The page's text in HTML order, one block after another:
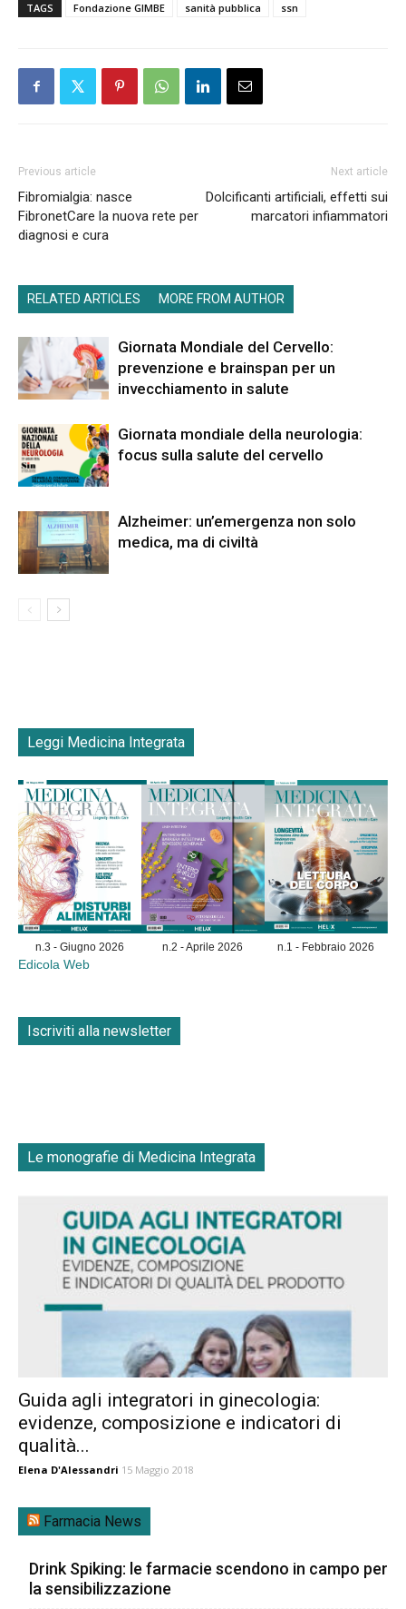
TAGS Fondazione GIMBE sanità pubblica ssn
Previous article
Fibromialgia: nasce
FibronetCare la nuova rete per
diagnosi e cura
Next article
Dolcificanti artificiali, effetti sui
marcatori infiammatori
RELATED ARTICLES MORE FROM AUTHOR
Giornata Mondiale del Cervello:
prevenzione e brainspan per un
invecchiamento in salute
Giornata mondiale della neurologia:
focus sulla salute del cervello
Alzheimer: un’emergenza non solo
medica, ma di civiltà
Leggi Medicina Integrata
n.3 - Giugno 2026 n.2 - Aprile 2026 n.1 - Febbraio 2026
Edicola Web
Iscriviti alla newsletter
Le monografie di Medicina Integrata
Guida agli integratori in ginecologia:
evidenze, composizione e indicatori di
qualità...
Elena D'Alessandri 15 Maggio 2018
Farmacia News
Drink Spiking: le farmacie scendono in campo per
la sensibilizzazione